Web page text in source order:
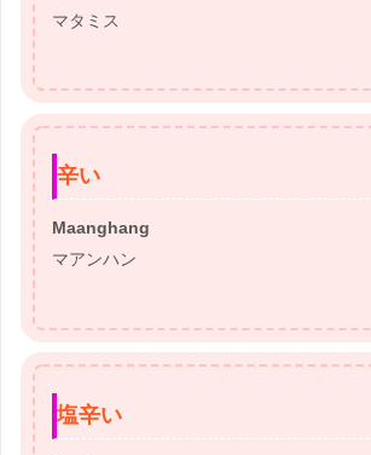
マタミス
辛い
Maanghang
マアンハン
塩辛い